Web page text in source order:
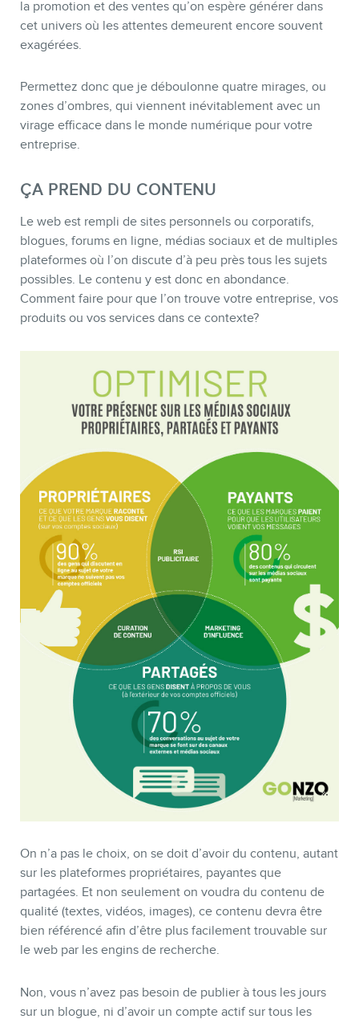
BLOGUE
CONTACT
MEMBRES
INFOLETTRE
la promotion et des ventes qu’on espère générer dans
cet univers où les attentes demeurent encore souvent
exagérées.
Permettez donc que je déboulonne quatre mirages, ou
zones d’ombres, qui viennent inévitablement avec un
virage efficace dans le monde numérique pour votre
entreprise.
ÇA PREND DU CONTENU
Le web est rempli de sites personnels ou corporatifs,
blogues, forums en ligne, médias sociaux et de multiples
plateformes où l’on discute d’à peu près tous les sujets
possibles. Le contenu y est donc en abondance.
Comment faire pour que l’on trouve votre entreprise, vos
produits ou vos services dans ce contexte?
On n’a pas le choix, on se doit d’avoir du contenu, autant
sur les plateformes propriétaires, payantes que
partagées. Et non seulement on voudra du contenu de
qualité (textes, vidéos, images), ce contenu devra être
bien référencé afin d’être plus facilement trouvable sur
le web par les engins de recherche.
Non, vous n’avez pas besoin de publier à tous les jours
sur un blogue, ni d’avoir un compte actif sur tous les